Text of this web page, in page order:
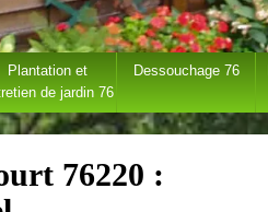
Plantation et
de jardin 76
Dessouchage 76
76220 :